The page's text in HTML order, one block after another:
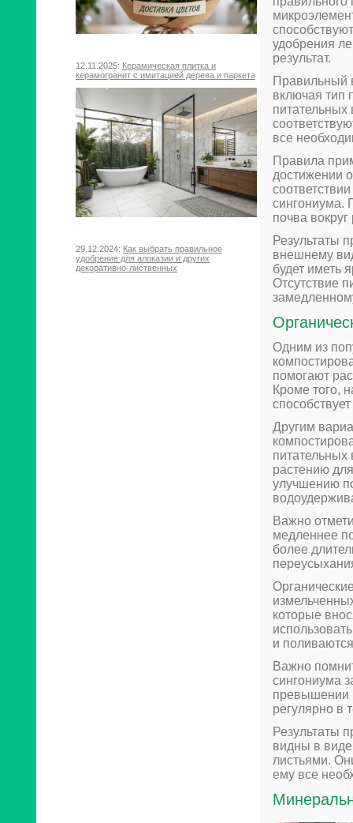
12.11.2025: Керамическая плитка и
керамогранит с имитацией дерева и паркета
29.12.2024: Как выбрать правильное
удобрение для алоказии и других
декоративно-лиственных
удобрения
результат.
Правильный
включая тип
все
Правила
достижении
сингониума.
почва
Результаты
внешнему
будет иметь
Отсутствие
Одним из
помогают
Кроме того,
Другим
питательных
растению
улучшению
Важно
медленнее
более
которые
и
Важно
сингониума
превышении
регулярно в
Результаты
видны в виде
листьями.
ему все